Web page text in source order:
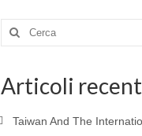
Cerca:
Articoli
Taiwan And The